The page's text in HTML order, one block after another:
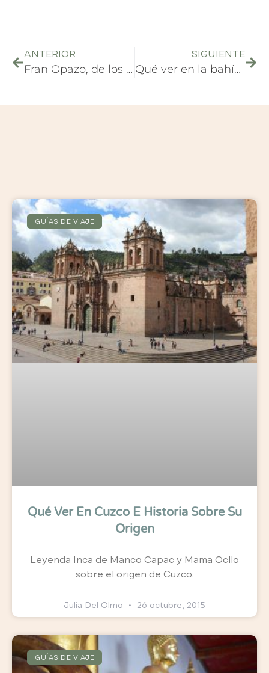
ANTERIOR
Fran Opazo, de los cruceros a periodista de viaje. Entrevista #3
SIGUIENTE
Qué ver en la bahía de Halong y la isla de Cat Ba
GUÍAS DE VIAJE
Qué Ver En Cuzco E Historia Sobre Su
Origen
Leyenda Inca de Manco Capac y Mama Ocllo
sobre el origen de Cuzco.
Julia Del Olmo 26 octubre, 2015
GUÍAS DE VIAJE